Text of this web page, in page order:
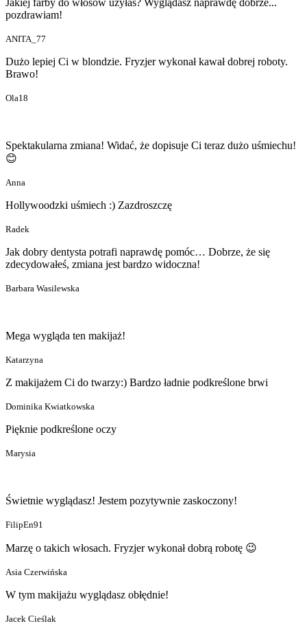
Jakiej farby do włosów użyłaś? Wyglądasz naprawdę dobrze...
pozdrawiam!
ANITA_77
Dużo lepiej Ci w blondzie. Fryzjer wykonał kawał dobrej roboty.
Brawo!
Ola18
Spektakularna zmiana! Widać, że dopisuje Ci teraz dużo uśmiechu!
😊
Anna
Hollywoodzki uśmiech :) Zazdroszczę
Radek
Jak dobry dentysta potrafi naprawdę pomóc… Dobrze, że się
zdecydowałeś, zmiana jest bardzo widoczna!
Barbara Wasilewska
Mega wygląda ten makijaż!
Katarzyna
Z makijażem Ci do twarzy:) Bardzo ładnie podkreślone brwi
Dominika Kwiatkowska
Pięknie podkreślone oczy
Marysia
Świetnie wyglądasz! Jestem pozytywnie zaskoczony!
FilipEn91
Marzę o takich włosach. Fryzjer wykonał dobrą robotę 😉
Asia Czerwińska
W tym makijażu wyglądasz obłędnie!
Jacek Cieślak